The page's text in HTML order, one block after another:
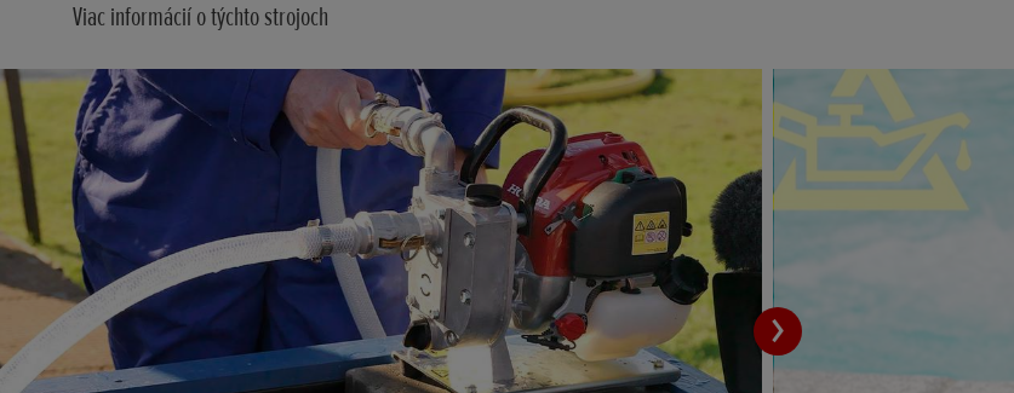
Viac informácií o týchto strojoch